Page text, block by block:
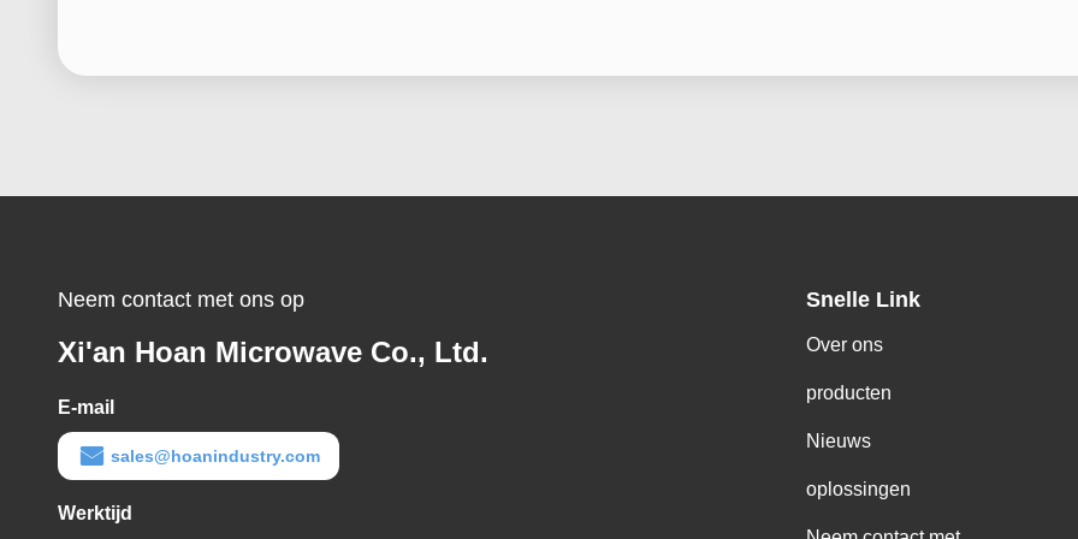
Neem contact met ons op
Xi'an Hoan Microwave Co., Ltd.
E-mail
sales@hoanindustry.com
Werktijd
Snelle Link
Over ons
producten
Nieuws
oplossingen